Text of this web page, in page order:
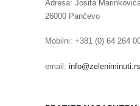
Adresa: Josifa
26000 Pančevo
Mobilni: +381 (0) 64 264
email: info@zeleniminuti.rs